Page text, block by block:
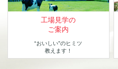
工場見学の
ご案内
“おいしい”のヒミツ
教えます！